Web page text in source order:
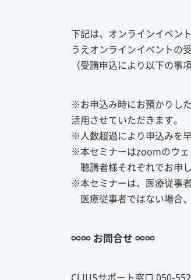
下記は、オンラインイベン
うえオンラインイベントの
（受講申込により以下の事
※お申込み時にお預かりし
活用させていただきます。
※人数超過により申込みを
※本セミナーはzoomのウェ
聴講者様それぞれでお申し
※本セミナーは、医療従事
医療従事者ではない場合
∞∞ お問合せ ∞∞
CLIUSサポート窓口 050-